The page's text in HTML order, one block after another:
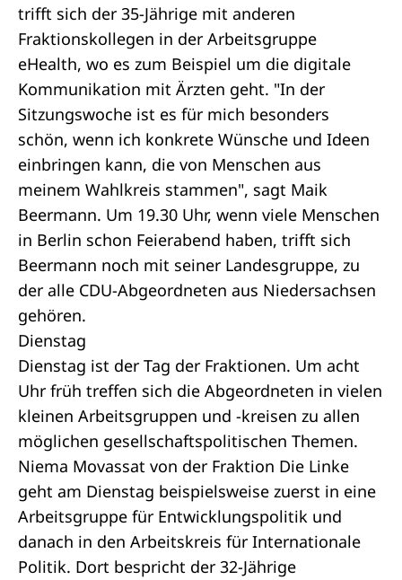
trifft sich der 35-Jährige mit anderen
Fraktionskollegen in der Arbeitsgruppe
eHealth, wo es zum Beispiel um die digitale
Kommunikation mit Ärzten geht. "In der
Sitzungswoche ist es für mich besonders
schön, wenn ich konkrete Wünsche und Ideen
einbringen kann, die von Menschen aus
meinem Wahlkreis stammen", sagt Maik
Beermann. Um 19.30 Uhr, wenn viele Menschen
in Berlin schon Feierabend haben, trifft sich
Beermann noch mit seiner Landesgruppe, zu
der alle CDU-Abgeordneten aus Niedersachsen
gehören.
Dienstag
Dienstag ist der Tag der Fraktionen. Um acht
Uhr früh treffen sich die Abgeordneten in vielen
kleinen Arbeitsgruppen und -kreisen zu allen
möglichen gesellschaftspolitischen Themen.
Niema Movassat von der Fraktion Die Linke
geht am Dienstag beispielsweise zuerst in eine
Arbeitsgruppe für Entwicklungspolitik und
danach in den Arbeitskreis für Internationale
Politik. Dort bespricht der 32-Jährige